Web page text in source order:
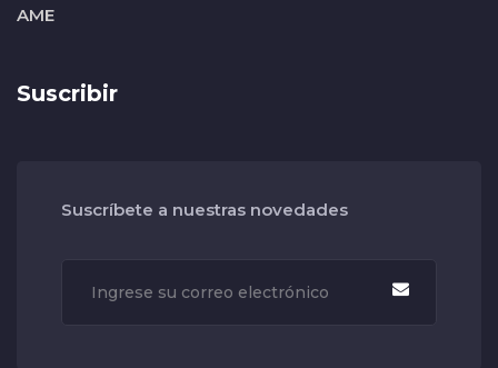
AME
Suscribir
Suscríbete a nuestras novedades